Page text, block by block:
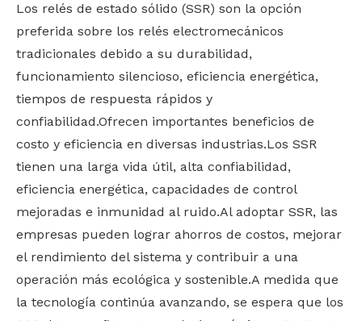
Los relés de estado sólido (SSR) son la opción
preferida sobre los relés electromecánicos
tradicionales debido a su durabilidad,
funcionamiento silencioso, eficiencia energética,
tiempos de respuesta rápidos y
confiabilidad.Ofrecen importantes beneficios de
costo y eficiencia en diversas industrias.Los SSR
tienen una larga vida útil, alta confiabilidad,
eficiencia energética, capacidades de control
mejoradas e inmunidad al ruido.Al adoptar SSR, las
empresas pueden lograr ahorros de costos, mejorar
el rendimiento del sistema y contribuir a una
operación más ecológica y sostenible.A medida que
la tecnología continúa avanzando, se espera que los